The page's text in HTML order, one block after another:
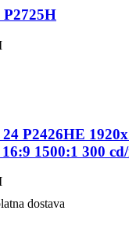
P2426HE
1500:1 300
dostava